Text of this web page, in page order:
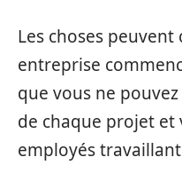
Les choses
entreprise
que vous ne
de chaque projet et
employés